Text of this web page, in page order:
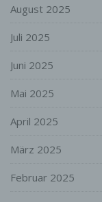
August 2025
Juli 2025
Juni 2025
Mai 2025
April 2025
März 2025
Februar 2025
so kann
i)